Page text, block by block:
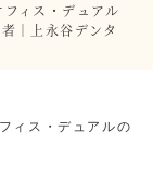
ィス・デュアル
｜上永谷デンタ
ィス・デュアルの